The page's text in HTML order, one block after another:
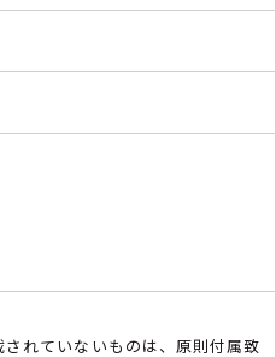
れていないものは、原則付属致